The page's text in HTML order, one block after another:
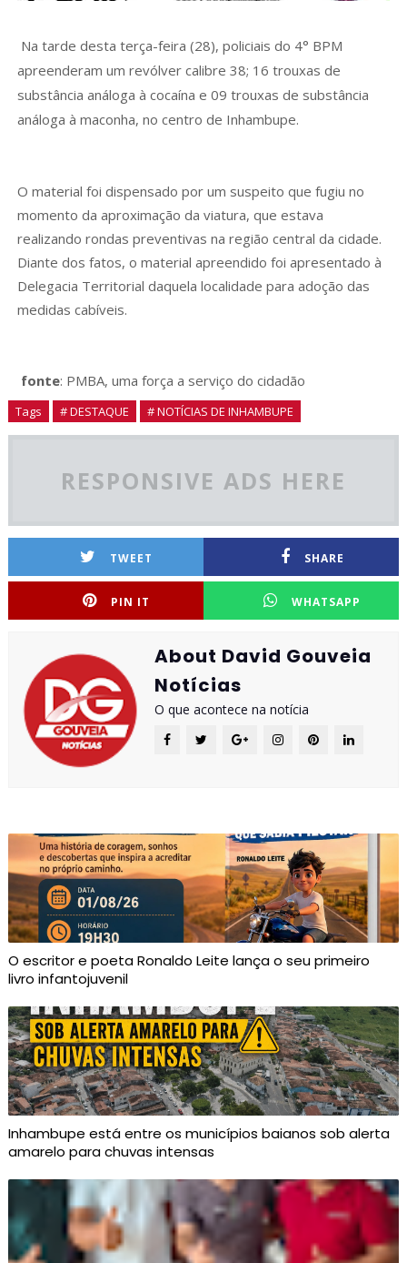
Na tarde desta terça-feira (28), policiais do 4° BPM
apreenderam um revólver calibre 38; 16 trouxas de
substância análoga à cocaína e 09 trouxas de substância
análoga à maconha, no centro de Inhambupe.
O material foi dispensado por um suspeito que fugiu no
momento da aproximação da viatura, que estava
realizando rondas preventivas na região central da cidade.
Diante dos fatos, o material apreendido foi apresentado à
Delegacia Territorial daquela localidade para adoção das
medidas cabíveis.
fonte: PMBA, uma força a serviço do cidadão
Tags # DESTAQUE # NOTÍCIAS DE INHAMBUPE
RESPONSIVE ADS HERE
TWEET SHARE
PIN IT WHATSAPP
About David Gouveia
Notícias
O que acontece na notícia
O escritor e poeta Ronaldo Leite lança o seu primeiro
livro infantojuvenil
Inhambupe está entre os municípios baianos sob alerta
amarelo para chuvas intensas